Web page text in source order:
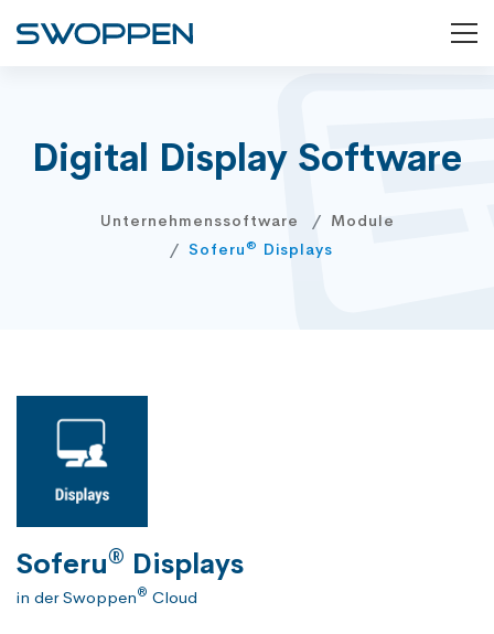
Digital Display Software
Unternehmenssoftware
Module
Soferu® Displays
Soferu® Displays
in der Swoppen® Cloud